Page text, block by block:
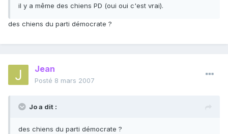
il y a même des chiens PD (oui oui c'est vrai).
des chiens du parti démocrate ?
Jean
Posté 8 mars 2007
Jo a dit :
des chiens du parti démocrate ?